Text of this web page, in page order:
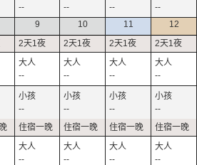
-- -- --
--
9
--
--
--
10
--
--
--
11
--
--
--
12
--
--
--